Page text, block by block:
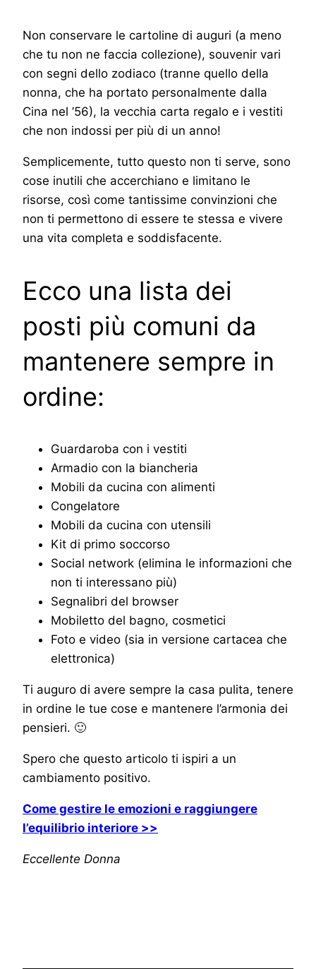
Non conservare le cartoline di auguri (a meno
che tu non ne faccia collezione), souvenir vari
con segni dello zodiaco (tranne quello della
nonna, che ha portato personalmente dalla
Cina nel ’56), la vecchia carta regalo e i vestiti
che non indossi per più di un anno!
Semplicemente, tutto questo non ti serve, sono
cose inutili che accerchiano e limitano le
risorse, così come tantissime convinzioni che
non ti permettono di essere te stessa e vivere
una vita completa e soddisfacente.
Ecco una lista dei
posti più comuni da
mantenere sempre in
ordine:
Guardaroba con i vestiti
Armadio con la biancheria
Mobili da cucina con alimenti
Congelatore
Mobili da cucina con utensili
Kit di primo soccorso
Social network (elimina le informazioni che
non ti interessano più)
Segnalibri del browser
Mobiletto del bagno, cosmetici
Foto e video (sia in versione cartacea che
elettronica)
Ti auguro di avere sempre la casa pulita, tenere
in ordine le tue cose e mantenere l’armonia dei
pensieri. 🙂
Spero che questo articolo ti ispiri a un
cambiamento positivo.
Come gestire le emozioni e raggiungere
l’equilibrio interiore >>
Eccellente Donna